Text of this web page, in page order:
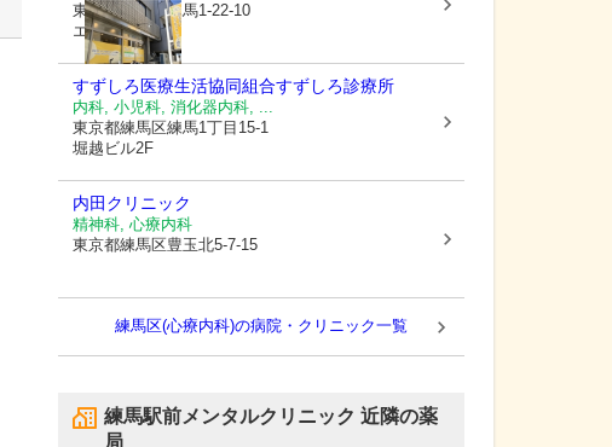
東京都練馬区練馬1-22-10
エレガンス1F
すずしろ医療生活協同組合すずしろ診療所
内科, 小児科, 消化器内科, ...
東京都練馬区練馬1丁目15-1
堀越ビル2F
内田クリニック
精神科, 心療内科
東京都練馬区豊玉北5-7-15
練馬区(心療内科)の病院・クリニック一覧
練馬駅前メンタルクリニック 近隣の薬
局